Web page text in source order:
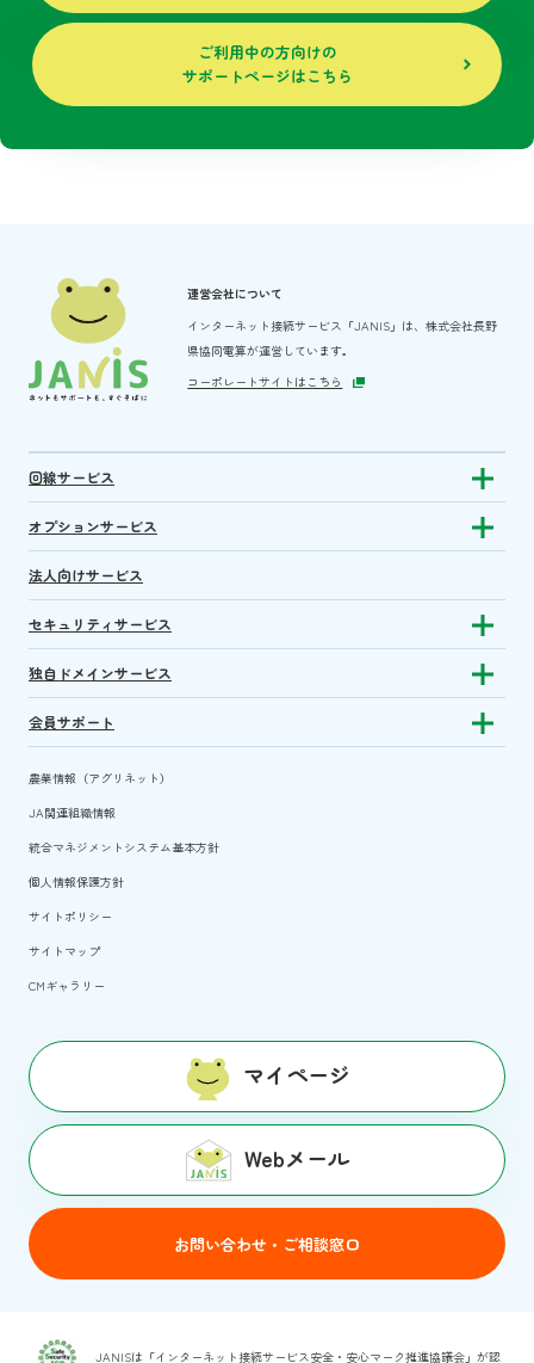
ご利用中の方向けの
サポートページはこちら
運営会社について
インターネット接続サービス「JANIS」は、株式会社長野
県協同電算が運営しています。
コーポレートサイトはこちら
回線サービス Show
オプションサービス Show
法人向けサービス
セキュリティサービス Show
独自ドメインサービス Show
会員サポート Show
農業情報（アグリネット）
JA関連組織情報
統合マネジメントシステム基本方針
個人情報保護方針
サイトポリシー
サイトマップ
CMギャラリー
マイページ
Webメール
お問い合わせ・ご相談窓口
JANISは「インターネット接続サービス安全・安心マーク推進協議会」が認